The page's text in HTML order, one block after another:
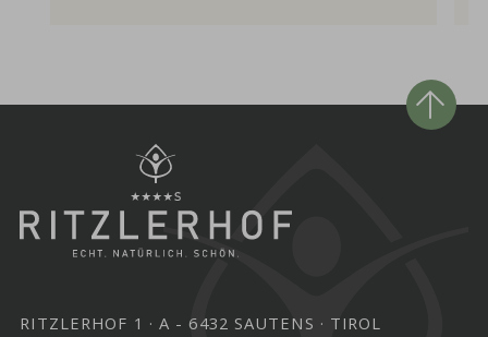
RITZLERHOF 1 A - 6432 SAUTENS
TIROL